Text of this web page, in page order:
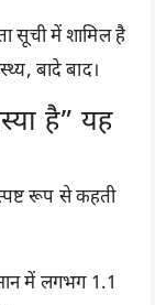
सूची में शामिल है
बादे बाद।
है” यह
रूप से कहती
में लगभग 1.1